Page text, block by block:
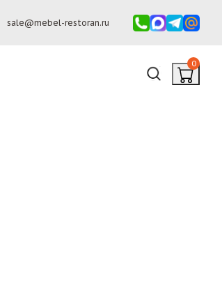
sale@mebel-restoran.ru
0